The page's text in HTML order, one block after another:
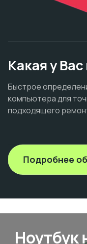
Какая у
Быстрое
компьютера для
подходящего
Подробнее
Ноутбук